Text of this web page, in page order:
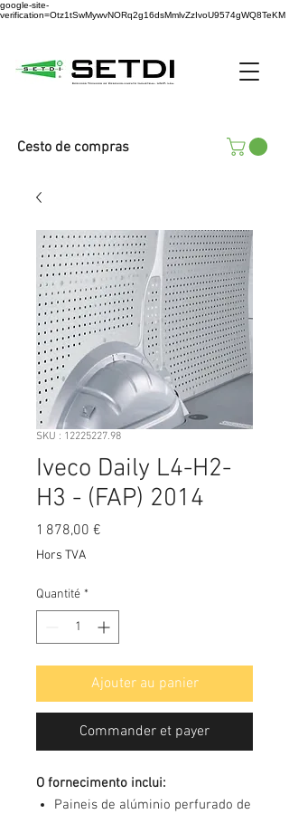
google-site-
verification=Otz1tSwMywvNORq2g16dsMmlvZzIvoU9574gWQ8TeKM
Cesto de compras
SKU : 12225227.98
Iveco Daily L4-H2-
H3 - (FAP) 2014
1 878,00 €
Hors TVA
Quantité *
Ajouter au panier
Commander et payer
O fornecimento inclui:
Paineis de alúminio perfurado de